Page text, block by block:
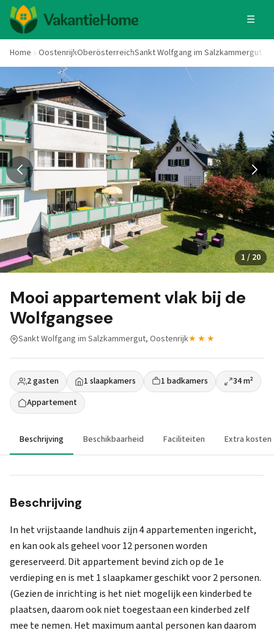
☰
Home OostenrijkOberösterreichSankt Wolfgang im Salzkammergut
1 / 20
Mooi appartement vlak bij de
Wolfgangsee
Sankt Wolfgang im Salzkammergut, Oostenrijk★★★
2 gasten 1 slaapkamers 1 badkamers
34 m²
Appartement
Beschrijving Beschikbaarheid Faciliteiten Extra kosten
Beschrijving
In het vrijstaande landhuis zijn 4 appartementen ingericht,
en kan ook als geheel voor 12 personen worden
gereserveerd. Dit appartement bevind zich op de 1e
verdieping en is met 1 slaapkamer geschikt voor 2 personen.
(Gezien de inrichting is het niet mogelijk een kinderbed te
plaatsen, daarom ook niet toegestaan een kinderbed zelf
mee te nemen. Het maximum aantal personen kan daarom